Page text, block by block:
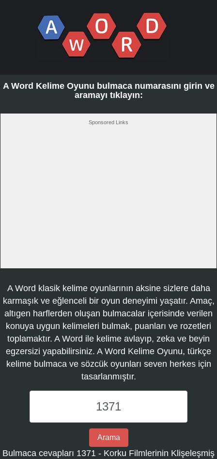
A Word Kelime Oyunu bulmaca numarasını girin ve
aramayı tıklayın:
Sponsored Links
A Word klasik kelime oyunlarının aksine sizlere daha
karmaşık ve eğlenceli bir oyun deneyimi yaşatır. Amaç,
altıgen harflerden oluşan bulmacalar içerisinde verilen
konuya uygun kelimeleri bulmak, puanları ve rozetleri
toplamaktır. A Word ile kelime avlayıp, zeka ve beyin
egzersizi yapabilirsiniz. A Word Kelime Oyunu, türkçe
kelime bulmaca ve sözcük oyunları seven herkes için
tasarlanmıştır.
Word
Kelime
Oyunu
bulmaca
Arama
Bulmaca cevapları 1371 - Korku Filmlerinin Klişeleşmiş